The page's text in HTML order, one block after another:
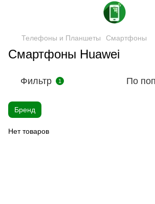
Телефоны и Планшеты Смартфоны
Смартфоны Huawei
Фильтр 1 По
Бренд
Нет товаров